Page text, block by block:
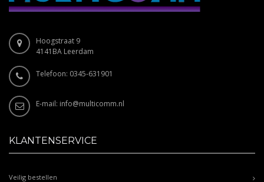
Hoogstraat 9
4141BA Leerdam
Telefoon: 0345-631901
E-mail: info@multicomm.nl
KLANTENSERVICE
Veilig bestellen